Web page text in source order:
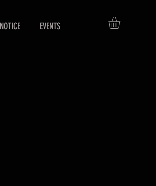
NOTICE EVENTS